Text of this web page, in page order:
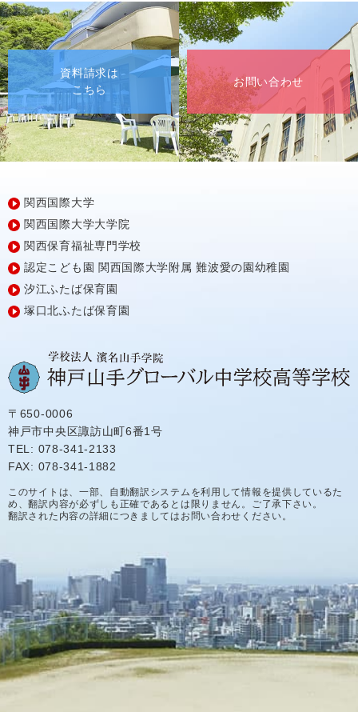
資料請求は
こちら
お問い合わせ
関西国際大学
関西国際大学大学院
関西保育福祉専門学校
認定こども園 関西国際大学附属 難波愛の園幼稚園
汐江ふたば保育園
塚口北ふたば保育園
〒650-0006
神戸市中央区諏訪山町6番1号
TEL: 078-341-2133
FAX: 078-341-1882
このサイトは、一部、自動翻訳システムを利用して情報を提供しているた
め、翻訳内容が必ずしも正確であるとは限りません。ご了承下さい。
翻訳された内容の詳細につきましてはお問い合わせください。